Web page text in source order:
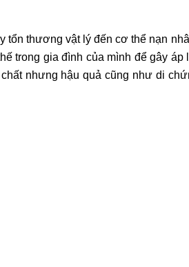
thương vật lý đến cơ thể nạn
trong gia đình của mình để gây
nhưng hậu quả cũng như di